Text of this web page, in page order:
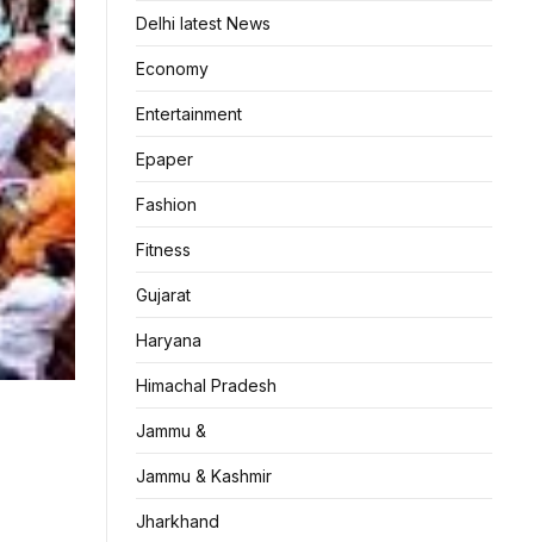
Delhi latest News
Economy
Entertainment
Epaper
Fashion
Fitness
Gujarat
Haryana
Himachal Pradesh
Jammu &
Jammu & Kashmir
Jharkhand